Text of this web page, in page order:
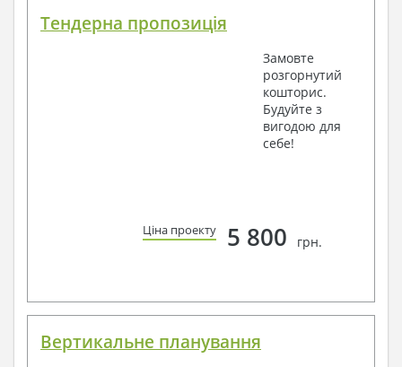
Тендерна пропозиція
Замовте
розгорнутий
кошторис.
Будуйте з
вигодою для
себе!
Ціна проекту 5 800 грн.
Вертикальне планування